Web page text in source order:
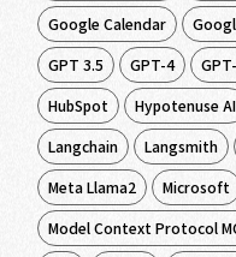
Google Calendar
GPT 3.5
GPT-4
HubSpot
Hypotenuse AI
Langchain
Langsmith
Meta Llama2
Microsoft
Model Context Protocol